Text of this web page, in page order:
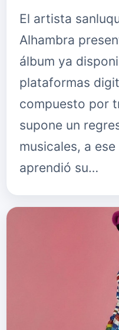
El artista
Alhambra
álbum ya
plataformas
compuesto por
supone un
musicales, a
aprendió su…